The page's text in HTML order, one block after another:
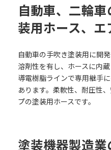
自動車、二輪
装用ホース、エ
自動車の手吹き塗装用に開
溶剤性を有し、ホースに内
導電樹脂ラインで専用継手
あります。柔軟性、耐圧性
プの塗装用ホースです。
塗装機器製造